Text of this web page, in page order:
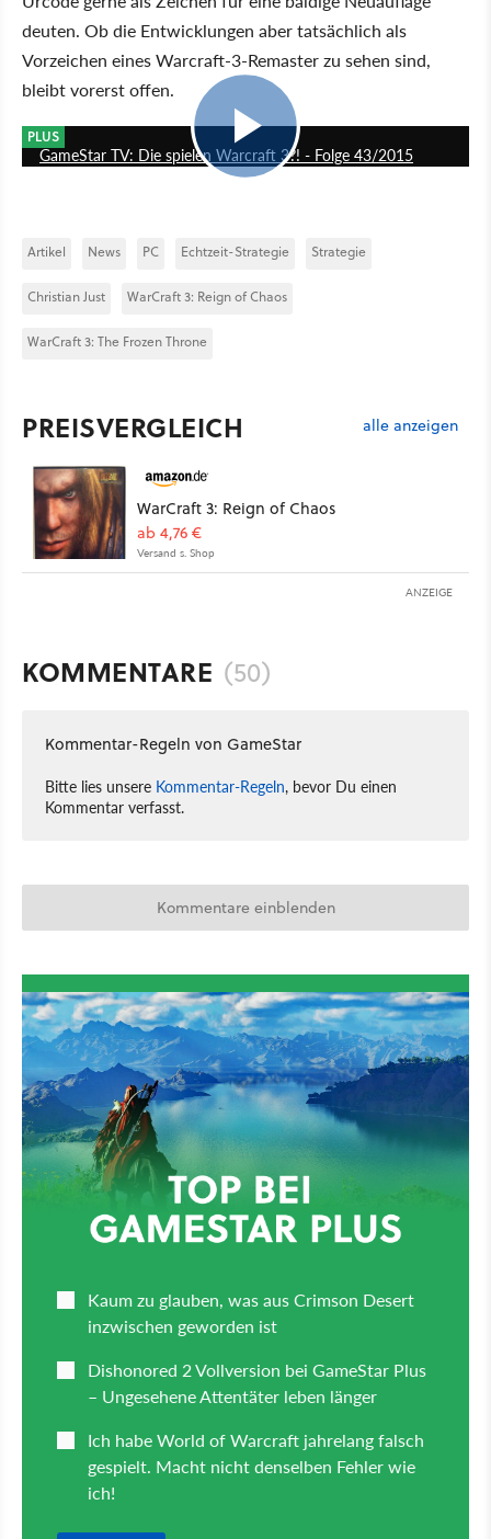
deuten. Ob die Entwicklungen aber tatsächlich als
Vorzeichen eines Warcraft-3-Remaster zu sehen sind,
bleibt vorerst offen.
PLUS
GameStar TV: Die spielen Warcraft 3?! - Folge 43/2015
Artikel News PC Echtzeit-Strategie Strategie
Christian Just WarCraft 3: Reign of Chaos
WarCraft 3: The Frozen Throne
PREISVERGLEICH alle anzeigen
WarCraft 3: Reign of Chaos
ab 4,76 €
Versand s. Shop
ANZEIGE
KOMMENTARE (50)
Kommentar-Regeln von GameStar
Bitte lies unsere Kommentar-Regeln, bevor Du einen
Kommentar verfasst.
Kommentare einblenden